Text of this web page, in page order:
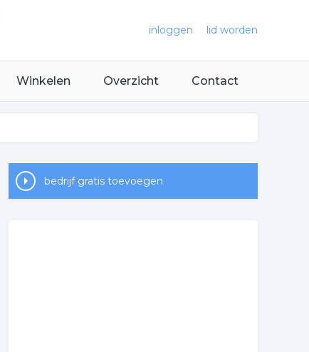
inloggen lid worden
Winkelen Overzicht Contact
bedrijf gratis toevoegen